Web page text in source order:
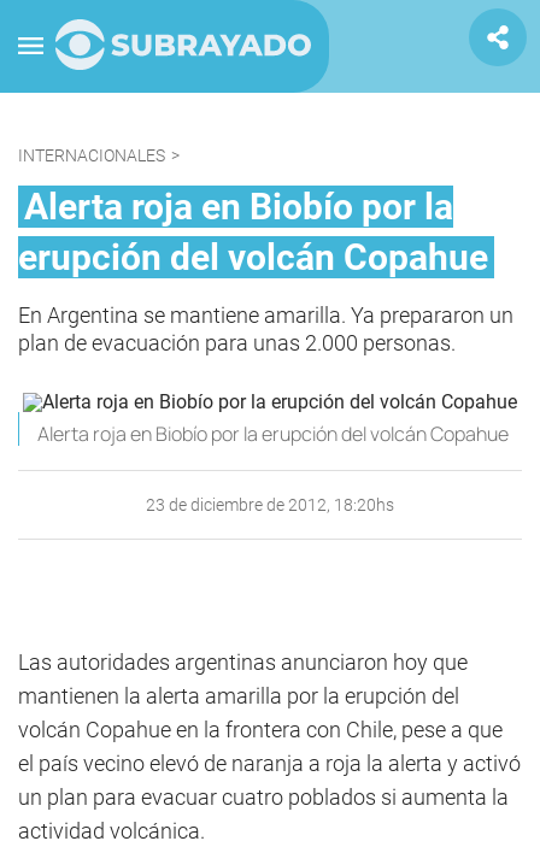
INTERNACIONALES >
Alerta roja en Biobío por la
erupción del volcán Copahue
En Argentina se mantiene amarilla. Ya prepararon un
plan de evacuación para unas 2.000 personas.
Alerta roja en Biobío por la erupción del volcán Copahue
23 de diciembre de 2012, 18:20hs
Las autoridades argentinas anunciaron hoy que
mantienen la alerta amarilla por la erupción del
volcán Copahue en la frontera con Chile, pese a que
el país vecino elevó de naranja a roja la alerta y activó
un plan para evacuar cuatro poblados si aumenta la
actividad volcánica.